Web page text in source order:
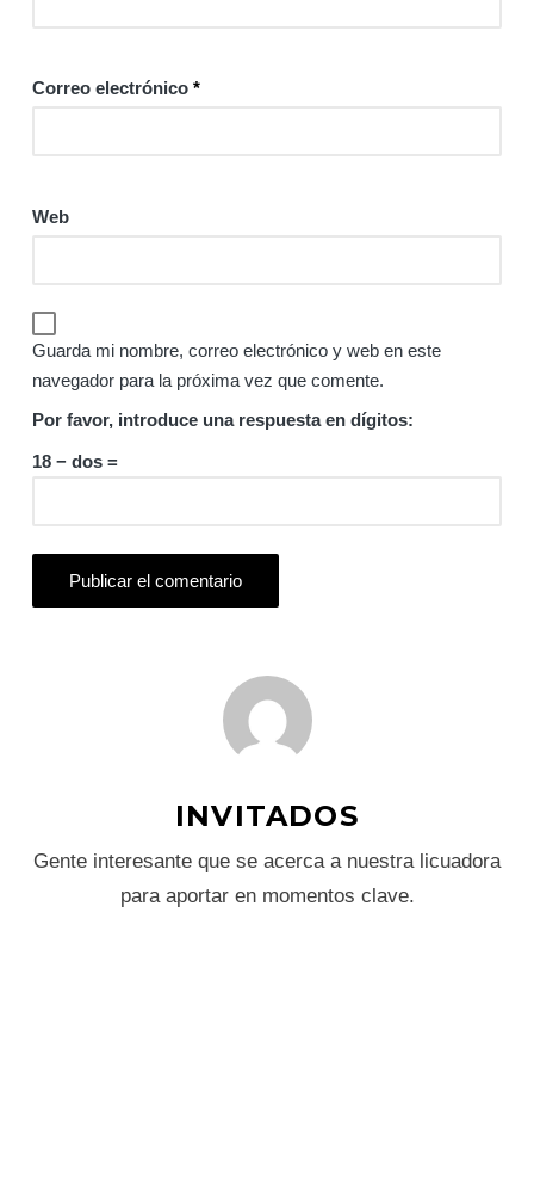
Correo electrónico *
Web
Guarda mi nombre, correo electrónico y web en este
navegador para la próxima vez que comente.
Por favor, introduce una respuesta en dígitos:
18 − dos =
INVITADOS
Gente interesante que se acerca a nuestra licuadora
para aportar en momentos clave.